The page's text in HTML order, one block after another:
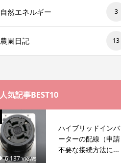
自然エネルギー 3
農園日記 13
人気記事BEST10
6,137 views
ハイブリッドインバ
ーターの配線（申請
不要な接続方法に...